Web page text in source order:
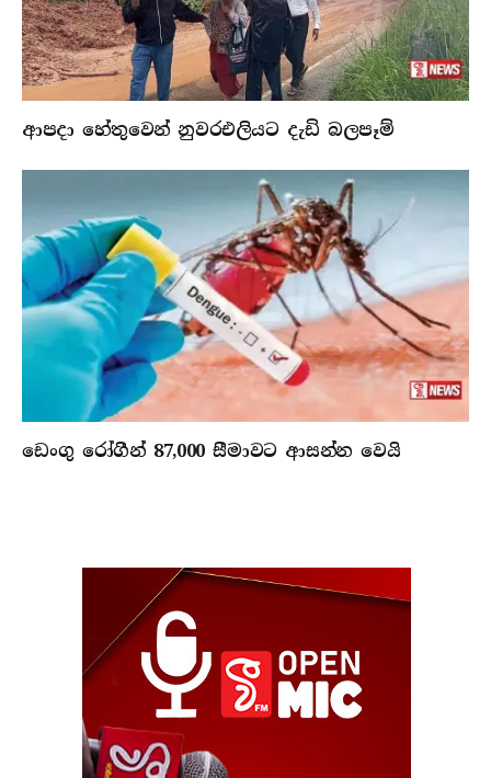
ආපදා හේතුවෙන් නුවරඑලියට දැඩි බලපෑම්
ඩෙංගු රෝගීන් 87,000 සීමාවට ආසන්න වෙයි